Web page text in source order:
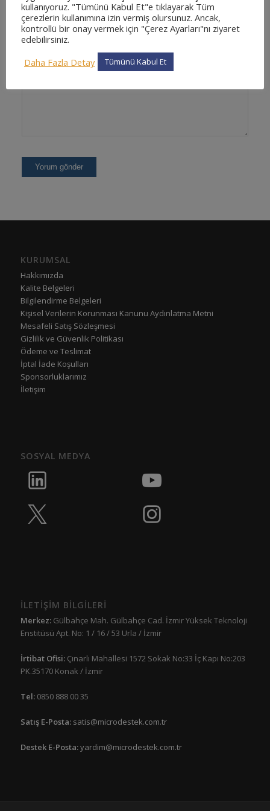
KURUMSAL
Hakkımızda
Kalite Belgeleri
Bilgilendirme Belgeleri
Kişisel Verilerin Korunması Kanunu Aydınlatma Metni
Mesafeli Satış Sözleşmesi
Gizlilik ve Güvenlik Politikası
Ödeme ve Teslimat
İptal İade Koşulları
Sponsorluklarımız
İletişim
SOSYAL MEDYA
İLETİŞİM BİLGİLERİ
Merkez:Gülbahçe Mah. Gülbahçe Cad. İzmir Yüksek Teknoloji
Enstitüsü Apt. No: 1 / 16 / 53 Urla / İzmir
İrtibat Ofisi: Çınarlı Mahallesi 1572 Sokak No:33 İç Kapı No:203
PK.35170 Konak / İzmir
Tel:0850 888 00 35
Satış E-Posta: satis@microdestek.com.tr
Destek E-Posta:yardim@microdestek.com.tr
kullanıyoruz. "Tümünü Kabul Et"e tıklayarak Tüm
çerezlerin kullanımına izin vermiş olursunuz. Ancak,
kontrollü bir onay vermek için "Çerez Ayarları"nı ziyaret
edebilirsiniz.
Daha Fazla Detay
Tümünü Kabul Et